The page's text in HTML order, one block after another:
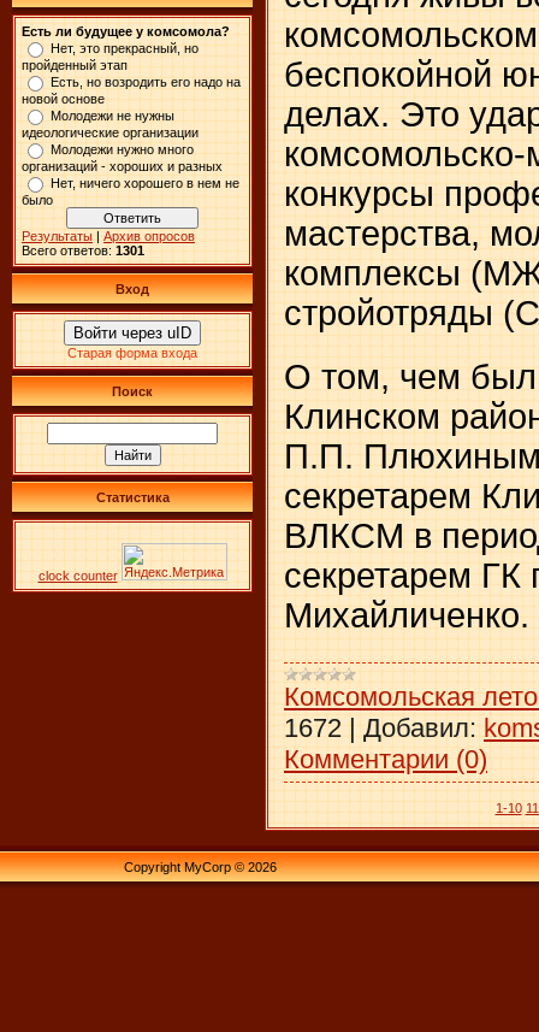
Есть ли будущее у комсомола?
Нет, это прекрасный, но
пройденный этап
Есть, но возродить его надо на
новой основе
Молодежи не нужны
идеологические организации
Молодежи нужно много
организаций - хороших и разных
Нет, ничего хорошего в нем не
было
Результаты | Архив опросов
Всего ответов: 1301
Вход
Войти через uID
Старая форма входа
Поиск
Статистика
clock counter
беспокойной
делах. Это
конкурсы
мастерства,
комплексы
стройотряды
О том, чем
Клинском
П.П.
секретарем
ВЛКСМ в
секретарем
Михайличенко.
Комсомольская
1672 | Добавил:
Комментарии (0)
1-10
Copyright MyCorp © 2026